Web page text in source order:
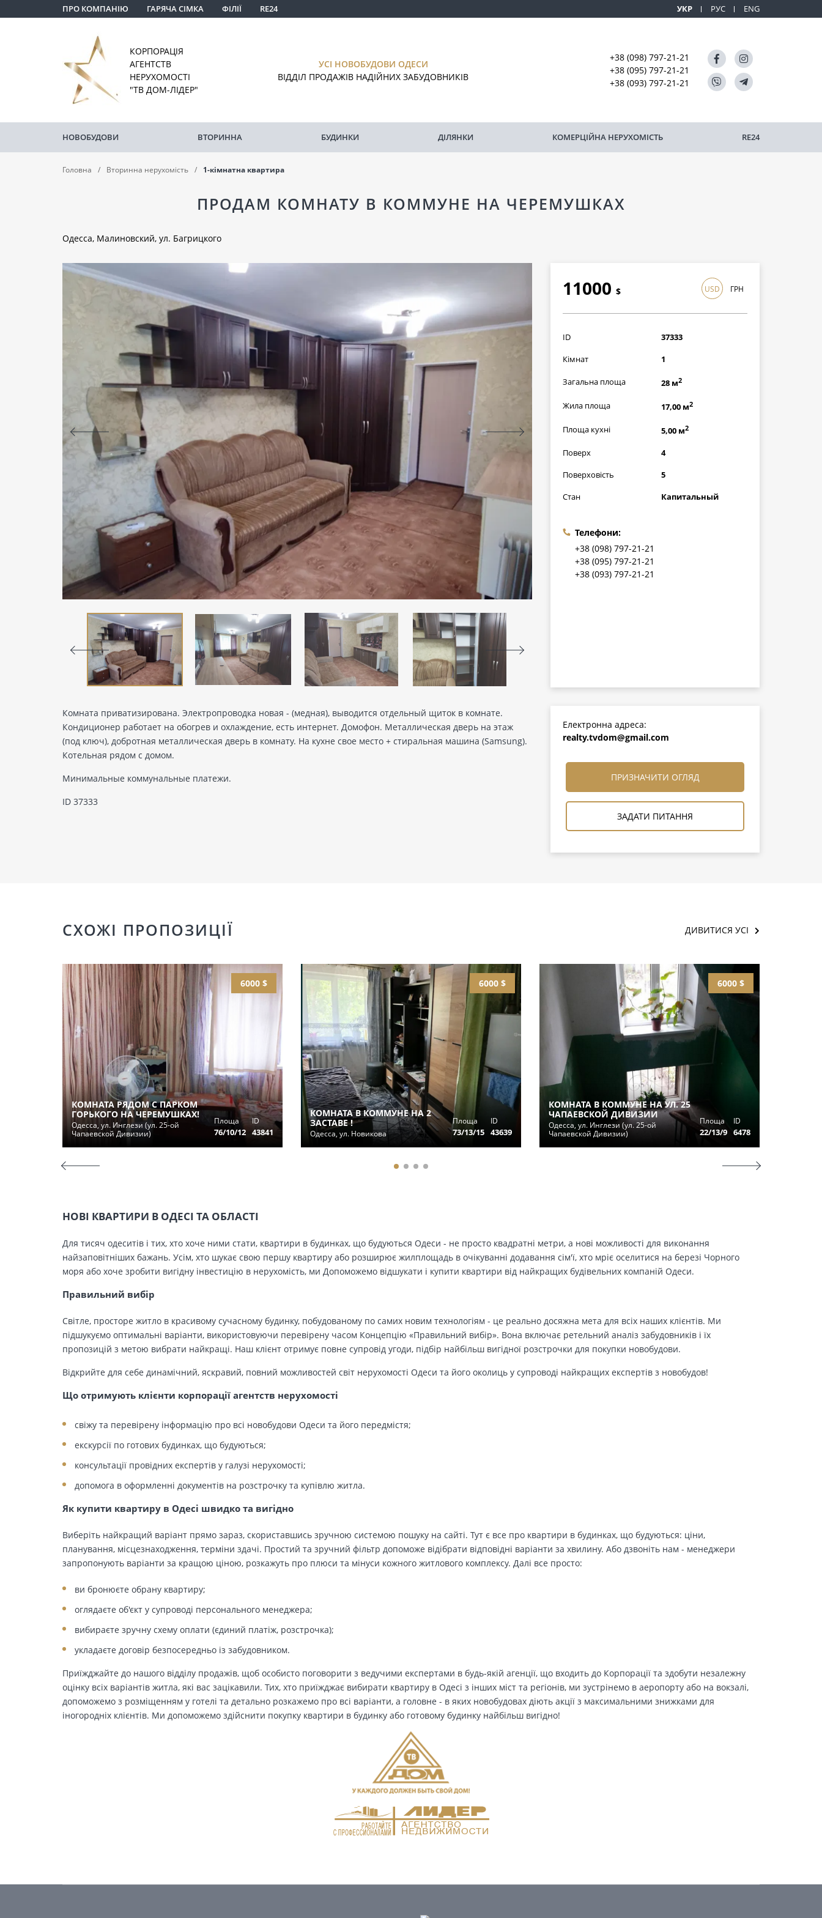
ПРО КОМПАНІЮ ГАРЯЧА СІМКА ФІЛІЇ RE24 УКР РУС ENG
КОРПОРАЦІЯ
АГЕНТСТВ
НЕРУХОМОСТІ
"ТВ ДОМ-ЛІДЕР"
УСІ НОВОБУДОВИ ОДЕСИ
ВІДДІЛ ПРОДАЖІВ НАДІЙНИХ ЗАБУДОВНИКІВ
+38 (098) 797-21-21
+38 (095) 797-21-21
+38 (093) 797-21-21
НОВОБУДОВИ ВТОРИННА БУДИНКИ ДІЛЯНКИ КОМЕРЦІЙНА НЕРУХОМІСТЬ RE24
Головна Вторинна нерухомість 1-кімнатна квартира
ПРОДАМ КОМНАТУ В КОММУНЕ НА ЧЕРЕМУШКАХ
Одесса, Малиновский, ул. Багрицкого
11000 $
319000грн
USD ГРН
ID
37333
Кімнат
1
Загальна площа 28 м2
Жила площа 17,00 м2
Площа кухні 5,00 м2
Поверх
4
Поверховість
5
Стан
Капитальный
Телефони:
+38 (098) 797-21-21
+38 (095) 797-21-21
+38 (093) 797-21-21
Комната приватизирована. Электропроводка новая - (медная), выводится отдельный щиток в комнате.
Кондиционер работает на обогрев и охлаждение, есть интернет. Домофон. Металлическая дверь на этаж
(под ключ), добротная металлическая дверь в комнату. На кухне свое место + стиральная машина (Samsung).
Котельная рядом с домом.
Минимальные коммунальные платежи.
ID 37333
Електронна адреса:
realty.tvdom@gmail.com
ПРИЗНАЧИТИ ОГЛЯД
ЗАДАТИ ПИТАННЯ
СХОЖІ ПРОПОЗИЦІЇ ДИВИТИСЯ УСІ
6000 $
КОМНАТА РЯДОМ С ПАРКОМ
ГОРЬКОГО НА ЧЕРЕМУШКАХ!
Одесса, ул. Инглези (ул. 25-ой
Чапаевской Дивизии)
Площа
76/10/12
ID
43841
6000 $
КОМНАТА В КОММУНЕ НА 2
ЗАСТАВЕ !
Одесса, ул. Новикова
Площа
73/13/15
ID
43639
6000 $
КОМНАТА В КОММУНЕ НА УЛ. 25
ЧАПАЕВСКОЙ ДИВИЗИИ
Одесса, ул. Инглези (ул. 25-ой
Чапаевской Дивизии)
Площа
22/13/9
ID
6478
НОВІ КВАРТИРИ В ОДЕСІ ТА ОБЛАСТІ
Для тисяч одеситів і тих, хто хоче ними стати, квартири в будинках, що будуються Одеси - не просто квадратні метри, а нові можливості для виконання
найзаповітніших бажань. Усім, хто шукає свою першу квартиру або розширює жилплощадь в очікуванні додавання сім'ї, хто мріє оселитися на березі Чорного
моря або хоче зробити вигідну інвестицію в нерухомість, ми Допоможемо відшукати і купити квартири від найкращих будівельних компаній Одеси.
Правильний вибір
Світле, просторе житло в красивому сучасному будинку, побудованому по самих новим технологіям - це реально досяжна мета для всіх наших клієнтів. Ми
підшукуємо оптимальні варіанти, використовуючи перевірену часом Концепцію «Правильний вибір». Вона включає ретельний аналіз забудовників і їх
пропозицій з метою вибрати найкращі. Наш клієнт отримує повне супровід угоди, підбір найбільш вигідної розстрочки для покупки новобудови.
Відкрийте для себе динамічний, яскравий, повний можливостей світ нерухомості Одеси та його околиць у супроводі найкращих експертів з новобудов!
Що отримують клієнти корпорації агентств нерухомості
свіжу та перевірену інформацію про всі новобудови Одеси та його передмістя;
екскурсії по готових будинках, що будуються;
консультації провідних експертів у галузі нерухомості;
допомога в оформленні документів на розстрочку та купівлю житла.
Як купити квартиру в Одесі швидко та вигідно
Виберіть найкращий варіант прямо зараз, скориставшись зручною системою пошуку на сайті. Тут є все про квартири в будинках, що будуються: ціни,
планування, місцезнаходження, терміни здачі. Простий та зручний фільтр допоможе відібрати відповідні варіанти за хвилину. Або дзвоніть нам - менеджери
запропонують варіанти за кращою ціною, розкажуть про плюси та мінуси кожного житлового комплексу. Далі все просто:
ви бронюєте обрану квартиру;
оглядаєте об'єкт у супроводі персонального менеджера;
вибираєте зручну схему оплати (єдиний платіж, розстрочка);
укладаєте договір безпосередньо із забудовником.
Приїжджайте до нашого відділу продажів, щоб особисто поговорити з ведучими експертами в будь-якій агенції, що входить до Корпорації та здобути незалежну
оцінку всіх варіантів житла, які вас зацікавили. Тих, хто приїжджає вибирати квартиру в Одесі з інших міст та регіонів, ми зустрінемо в аеропорту або на вокзалі,
допоможемо з розміщенням у готелі та детально розкажемо про всі варіанти, а головне - в яких новобудовах діють акції з максимальними знижками для
іногородніх клієнтів. Ми допоможемо здійснити покупку квартири в будинку або готовому будинку найбільш вигідно!